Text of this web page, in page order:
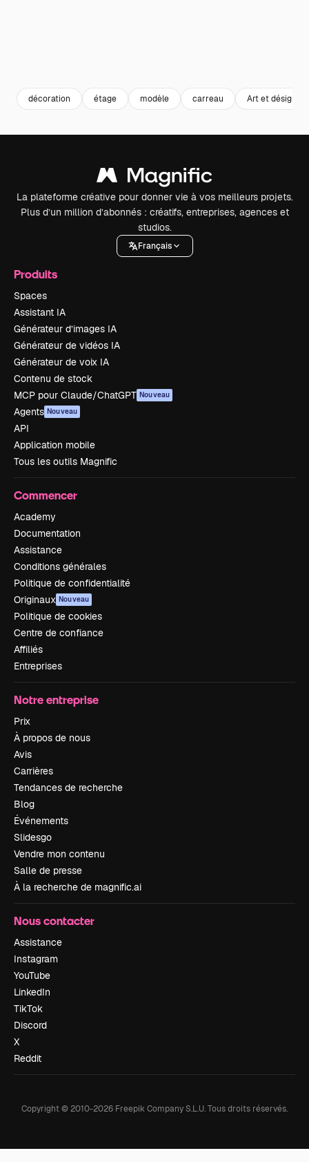
décoration étage modèle carreau Art et désign
La plateforme créative pour donner vie à vos meilleurs projets.
Plus d’un million d’abonnés : créatifs, entreprises, agences et
studios.
Français
Produits
Spaces
Assistant IA
Générateur d’images IA
Générateur de vidéos IA
Générateur de voix IA
Contenu de stock
MCP pour Claude/ChatGPT Nouveau
Agents Nouveau
API
Application mobile
Tous les outils Magnific
Commencer
Academy
Documentation
Assistance
Conditions générales
Politique de confidentialité
Originaux Nouveau
Politique de cookies
Centre de confiance
Affiliés
Entreprises
Notre entreprise
Prix
À propos de nous
Avis
Carrières
Tendances de recherche
Blog
Événements
Slidesgo
Vendre mon contenu
Salle de presse
À la recherche de magnific.ai
Nous contacter
Assistance
Instagram
YouTube
LinkedIn
TikTok
Discord
X
Reddit
Copyright © 2010-2026 Freepik Company S.L.U.Tous droits réservés.